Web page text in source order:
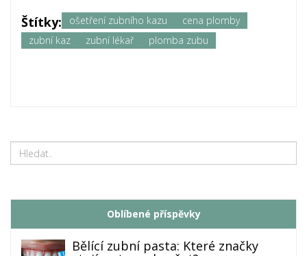
Štítky: ošetření zubního kazu
cena plomby
zubní kaz
zubní lékař plomba zubu
Oblíbené příspěvky
Bělící zubní pasta: Které značky